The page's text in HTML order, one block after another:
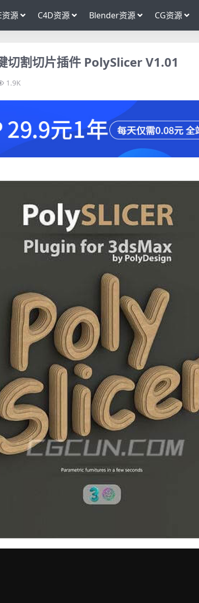
资源 C4D资源 Blender资源 CG资源
切割切片插件 PolySlicer V1.01
1.9K